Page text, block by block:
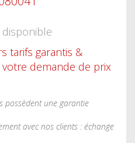
disponible
tarifs garantis &
demande de prix
possèdent une garantie
avec nos clients : échange